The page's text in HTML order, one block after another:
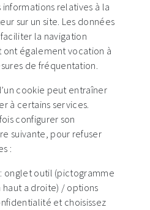
relatives à la
sur un site. Les données
la navigation
également vocation à
de fréquentation.
cookie peut entraîner
à certains services.
configurer son
suivante, pour refuser
:
onglet outil (pictogramme
a droite) / options
et choisissez